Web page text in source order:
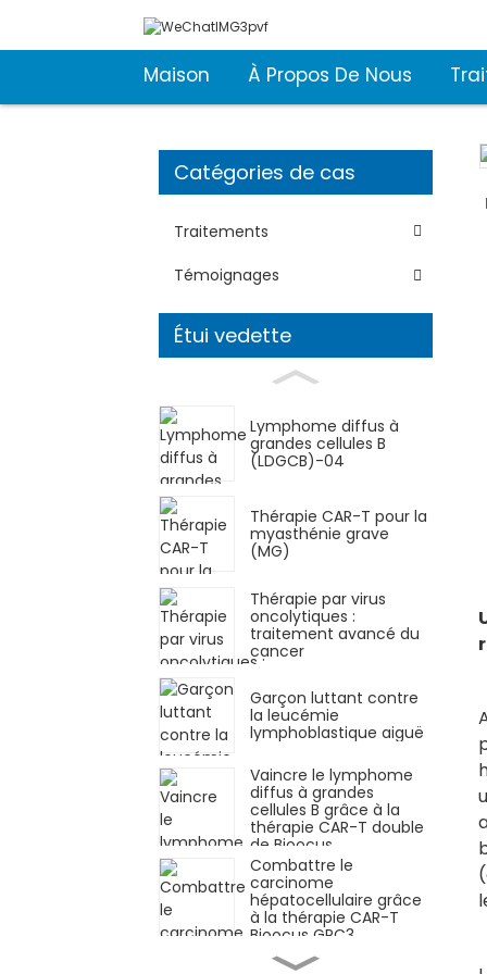
Maison À Propos De Nous
Catégories de cas
Traitements
Témoignages
Étui vedette
Lymphome diffus à
grandes cellules B
(LDGCB)-04
Thérapie CAR-T pour la
myasthénie grave
(MG)
Thérapie par virus
oncolytiques :
traitement avancé du
cancer
Garçon luttant contre
la leucémie
lymphoblastique aiguë
Vaincre le lymphome
diffus à grandes
cellules B grâce à la
thérapie CAR-T double
de Bioocus
Combattre le
carcinome
hépatocellulaire grâce
à la thérapie CAR-T
Bioocus GPC3
Réponse remarquable